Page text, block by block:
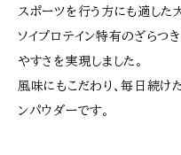
スポーツを行う方にも適した
ソイプロテイン特有のざらつ
やすさを実現しました。
風味にもこだわり、毎日続け
ンパウダーです。